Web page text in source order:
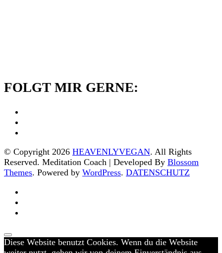
FOLGT MIR GERNE:
© Copyright 2026 HEAVENLYVEGAN. All Rights
Reserved. Meditation Coach | Developed By Blossom
Themes. Powered by WordPress. DATENSCHUTZ
Diese Website benutzt Cookies. Wenn du die Website